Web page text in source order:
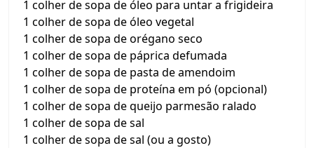
1 colher de sopa de óleo para untar a frigideira
1 colher de sopa de óleo vegetal
1 colher de sopa de orégano seco
1 colher de sopa de páprica defumada
1 colher de sopa de pasta de amendoim
1 colher de sopa de proteína em pó (opcional)
1 colher de sopa de queijo parmesão ralado
1 colher de sopa de sal
1 colher de sopa de sal (ou a gosto)